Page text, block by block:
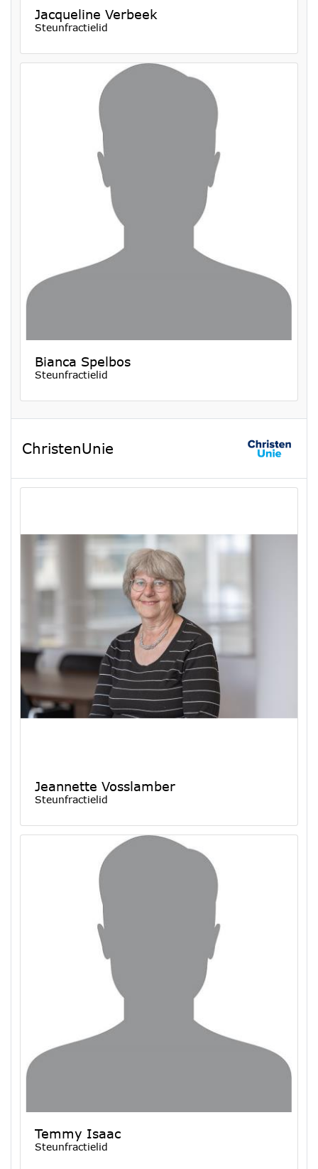
Jacqueline Verbeek
Steunfractielid
Bianca Spelbos
Steunfractielid
ChristenUnie
Jeannette Vosslamber
Steunfractielid
Temmy Isaac
Steunfractielid